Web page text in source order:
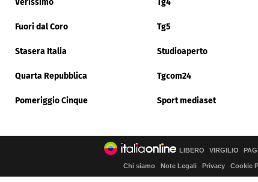
Verissimo Tg4
Fuori dal Coro Tg5
Stasera Italia Studioaperto
Quarta Repubblica Tgcom24
Pomeriggio Cinque Sport mediaset
LIBERO VIRGILIO
Chi siamo Note Legali Privacy Cookie